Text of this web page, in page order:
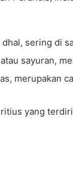
sering di
sayuran,
merupakan
yang